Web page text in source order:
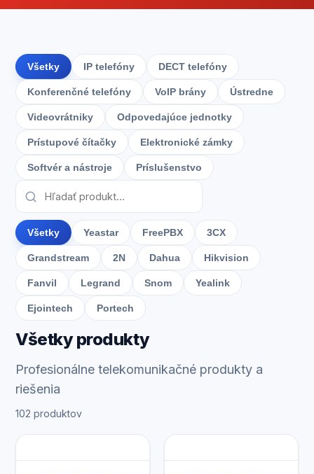
Všetky IP telefóny DECT telefóny
Konferenčné telefóny VoIP brány Ústredne
Videovrátniky Odpovedajúce jednotky
Prístupové čítačky Elektronické zámky
Softvér a nástroje Príslušenstvo
Všetky Yeastar FreePBX 3CX
Grandstream 2N Dahua Hikvision
Fanvil Legrand Snom Yealink
Ejointech Portech
Všetky produkty
Profesionálne telekomunikačné produkty a
riešenia
102 produktov